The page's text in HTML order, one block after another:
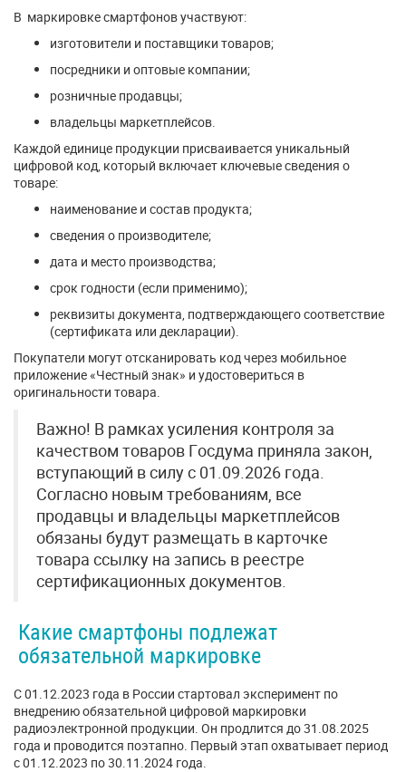
В маркировке смартфонов участвуют:
изготовители и поставщики товаров;
посредники и оптовые компании;
розничные продавцы;
владельцы маркетплейсов.
Каждой единице продукции присваивается уникальный
цифровой код, который включает ключевые сведения о
товаре:
наименование и состав продукта;
сведения о производителе;
дата и место производства;
срок годности (если применимо);
реквизиты документа, подтверждающего соответствие
(сертификата или декларации).
Покупатели могут отсканировать код через мобильное
приложение «Честный знак» и удостовериться в
оригинальности товара.
Важно! В рамках усиления контроля за
качеством товаров Госдума приняла закон,
вступающий в силу с 01.09.2026 года.
Согласно новым требованиям, все
продавцы и владельцы маркетплейсов
обязаны будут размещать в карточке
товара ссылку на запись в реестре
сертификационных документов.
Какие смартфоны подлежат
обязательной маркировке
С 01.12.2023 года в России стартовал эксперимент по
внедрению обязательной цифровой маркировки
радиоэлектронной продукции. Он продлится до 31.08.2025
года и проводится поэтапно. Первый этап охватывает период
с 01.12.2023 по 30.11.2024 года.